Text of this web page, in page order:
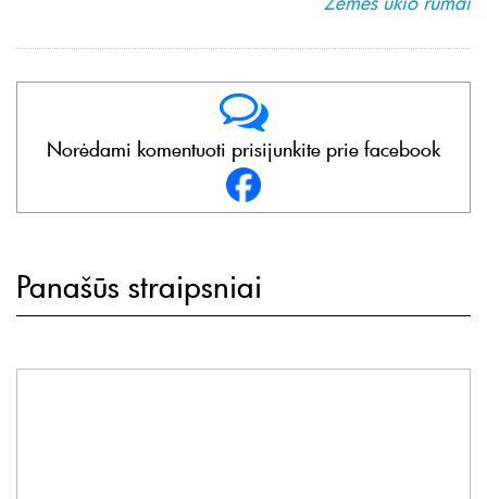
Norėdami komentuoti prisijunkite prie facebook
Panašūs straipsniai